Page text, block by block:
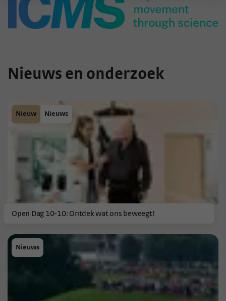
Nieuws en onderzoek
Open Dag 10-10: Ontdek wat ons beweegt!
Nieuw Nieuws
Nieuws